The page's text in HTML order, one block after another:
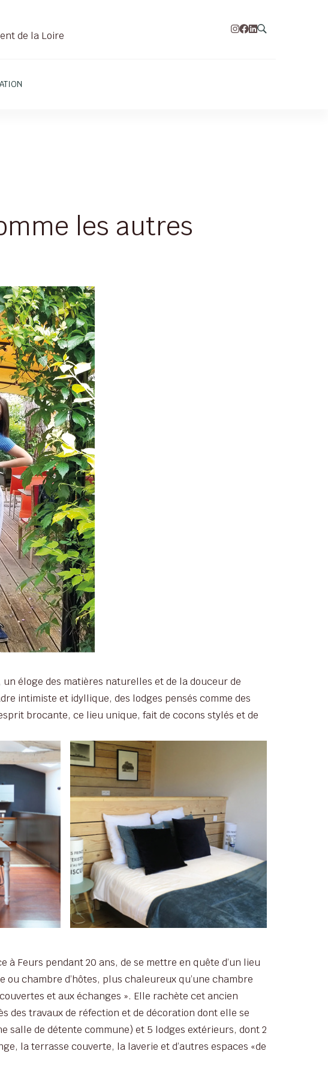
de la Loire
les autres
éloge des matières naturelles et de la douceur de
intimiste et idyllique, des lodges pensés comme des
brocante, ce lieu unique, fait de cocons stylés et de
Feurs pendant 20 ans, de se mettre en quête d’un lieu
chambre d’hôtes, plus chaleureux qu’une chambre
et aux échanges ». Elle rachète cet ancien
des travaux de réfection et de décoration dont elle se
salle de détente commune) et 5 lodges extérieurs, dont 2
la terrasse couverte, la laverie et d’autres espaces «de